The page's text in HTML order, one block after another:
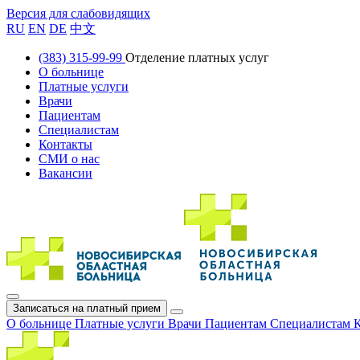
Версия для слабовидящих
RU EN DE 中文
(383) 315-99-99 Отделение платных услуг
О больнице
Платные услуги
Врачи
Пациентам
Специалистам
Контакты
СМИ о нас
Вакансии
Записаться на платный прием
О больнице Платные услуги Врачи Пациентам Специалистам